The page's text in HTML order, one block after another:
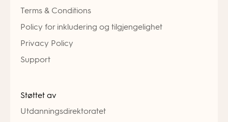
Terms & Conditions
Policy for inkludering og tilgjengelighet
Privacy Policy
Support
Støttet av
Utdanningsdirektoratet